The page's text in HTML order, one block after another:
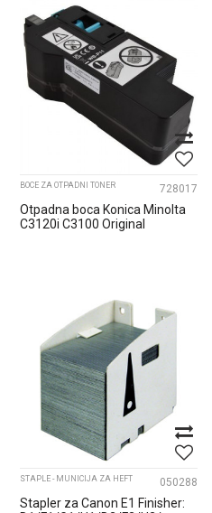
BOCE ZA OTPADNI TONER 728017
Otpadna boca Konica Minolta
C3120i C3100 Original
STAPLE - MUNICIJA ZA HEFT 050288
Stapler za Canon E1 Finisher: